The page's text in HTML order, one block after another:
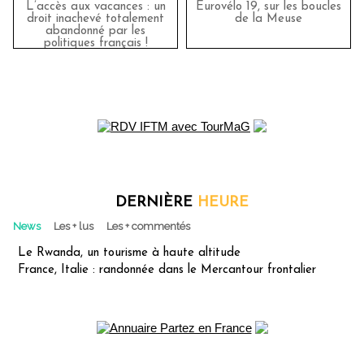
L’accès aux vacances : un
droit inachevé totalement
abandonné par les
politiques français !
Eurovélo 19, sur les boucles
de la Meuse
DERNIÈRE HEURE
News Les + lus Les + commentés
Le Rwanda, un tourisme à haute altitude
France, Italie : randonnée dans le Mercantour frontalier